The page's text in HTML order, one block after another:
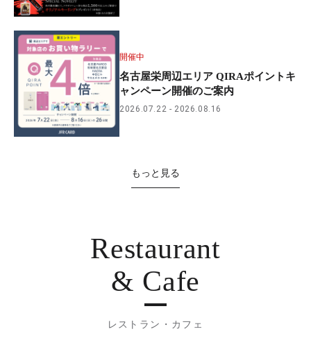
開催中
名古屋栄周辺エリア QIRAポイントキ
ャンペーン開催のご案内
2026.07.22 2026.08.16
もっと見る
Restaurant
& Cafe
レストラン・カフェ